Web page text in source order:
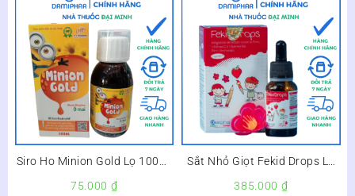
Siro Ho Minion Gold Lọ 100ml
75.000 ₫
Sắt Nhỏ Giọt Fekid Drops Lọ
385.000 ₫